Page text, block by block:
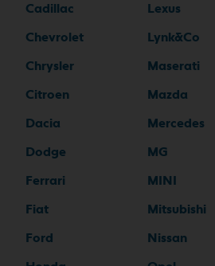
Cadillac
Chevrolet
Chrysler
Citroen
Dacia
Dodge
Ferrari
Fiat
Ford
Lexus
Lynk&Co
Maserati
Mazda
Mercedes
MG
MINI
Mitsubishi
Nissan